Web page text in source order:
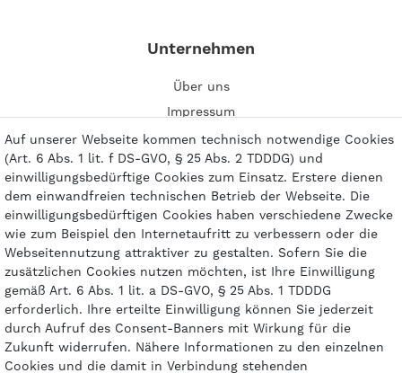
Unternehmen
Über uns
Impressum
Kontakt
Zahlungsarten
Auf unserer Webseite kommen technisch notwendige Cookies
(Art. 6 Abs. 1 lit. f DS-GVO, § 25 Abs. 2 TDDDG) und
einwilligungsbedürftige Cookies zum Einsatz. Erstere dienen
dem einwandfreien technischen Betrieb der Webseite. Die
einwilligungsbedürftigen Cookies haben verschiedene Zwecke
wie zum Beispiel den Internetaufritt zu verbessern oder die
Webseitennutzung attraktiver zu gestalten. Sofern Sie die
zusätzlichen Cookies nutzen möchten, ist Ihre Einwilligung
gemäß Art. 6 Abs. 1 lit. a DS-GVO, § 25 Abs. 1 TDDDG
erforderlich. Ihre erteilte Einwilligung können Sie jederzeit
durch Aufruf des Consent-Banners mit Wirkung für die
Zukunft widerrufen. Nähere Informationen zu den einzelnen
Cookies und die damit in Verbindung stehenden